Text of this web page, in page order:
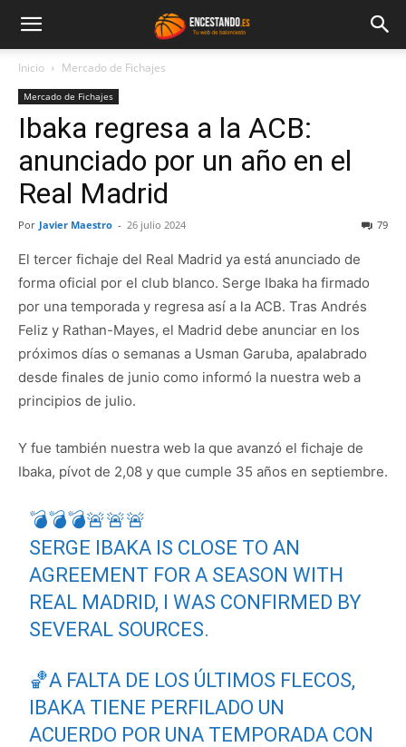
Inicio Mercado de Fichajes
Mercado de Fichajes
Ibaka regresa a la ACB:
anunciado por un año en el
Real Madrid
Por Javier Maestro - 26 julio 2024 79
El tercer fichaje del Real Madrid ya está anunciado de
forma oficial por el club blanco. Serge Ibaka ha firmado
por una temporada y regresa así a la ACB. Tras Andrés
Feliz y Rathan-Mayes, el Madrid debe anunciar en los
próximos días o semanas a Usman Garuba, apalabrado
desde finales de junio como informó la nuestra web a
principios de julio.
Y fue también nuestra web la que avanzó el fichaje de
Ibaka, pívot de 2,08 y que cumple 35 años en septiembre.
💣💣💣🚨🚨🚨
SERGE IBAKA IS CLOSE TO AN
AGREEMENT FOR A SEASON WITH
REAL MADRID, I WAS CONFIRMED BY
SEVERAL SOURCES.
🏀A FALTA DE LOS ÚLTIMOS FLECOS,
IBAKA TIENE PERFILADO UN
ACUERDO POR UNA TEMPORADA CON